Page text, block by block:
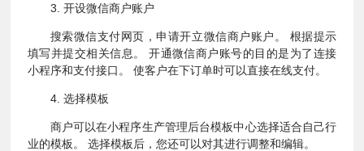
3. 开设微信商户账户
搜索微信支付网页，申请开立微信商户账户。 根据提示
填写并提交相关信息。 开通微信商户账号的目的是为了连接
小程序和支付接口。 使客户在下订单时可以直接在线支付。
4. 选择模板
商户可以在小程序生产管理后台模板中心选择适合自己行
业的模板。 选择模板后，您还可以对其进行调整和编辑。